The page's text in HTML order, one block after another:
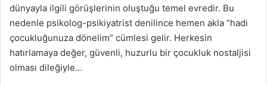
dünyayla ilgili görüşlerinin oluştuğu temel evredir. Bu
nedenle psikolog-psikiyatrist denilince hemen akla “hadi
çocukluğunuza dönelim” cümlesi gelir. Herkesin
hatırlamaya değer, güvenli, huzurlu bir çocukluk nostaljisi
olması dileğiyle…